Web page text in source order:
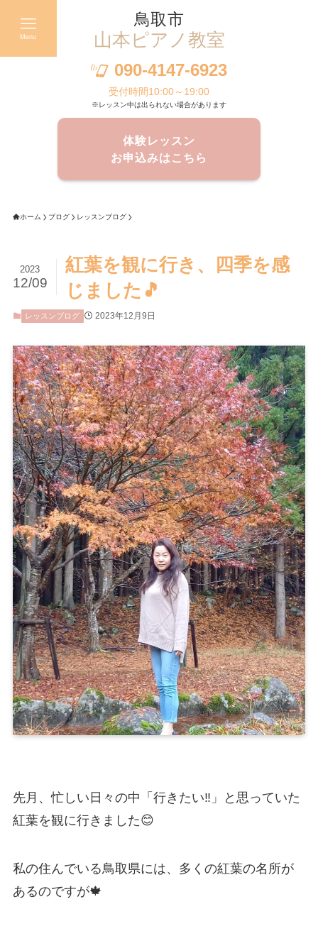
鳥取市
山本ピアノ教室
Menu
090-4147-6923
受付時間10:00～19:00
※レッスン中は出られない場合があります
体験レッスン
お申込みはこちら
ホーム ブログ レッスンブログ
紅葉を観に行き、四季を感
じました🎵
2023
12/09
レッスンブログ 2023年12月9日
先月、忙しい日々の中「行きたい‼️」と思っていた
紅葉を観に行きました😊
私の住んでいる鳥取県には、多くの紅葉の名所が
あるのですが🍁